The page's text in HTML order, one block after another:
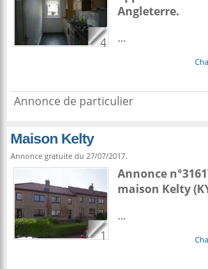
4
Angleterre.
...
Annonce de particulier
Maison Kelty
Annonce gratuite du 27/07/2017.
1
Annonce
maison Kelty
...